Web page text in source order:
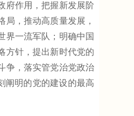
府作用，把握新发展阶
，推动高质量发展，
界一流军队；明确中国
方针，提出新时代党的
争，落实管党治党政治
阐明的党的建设的最高